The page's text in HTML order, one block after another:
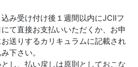
み受け付け後１週間以内にJCIIフ
て直接お支払いいただくか、お申
送りするカリキュラムに記載され
下さい。
し、払い戻しは原則としておこな